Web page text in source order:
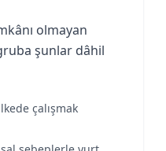
olmayan
şunlar dâhil
çalışmak